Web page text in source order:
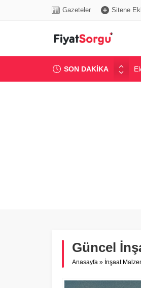
Gazeteler Sitene
SON DAKİKA
Güncel
Anasayfa » İnşaat